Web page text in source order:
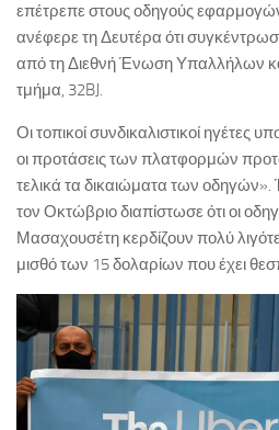
επέτρεπε στους οδηγούς
ανέφερε τη Δευτέρα ότι
από τη Διεθνή Ένωση Υπαλλήλων
τμήμα, 32BJ.
Οι τοπικοί συνδικαλιστικοί ηγέτες
οι προτάσεις των πλατφορμών
τελικά τα δικαιώματα των
τον Οκτώβριο διαπίστωσε ότι οι
Μασαχουσέτη κερδίζουν πολύ
μισθό των 15 δολαρίων που έχει